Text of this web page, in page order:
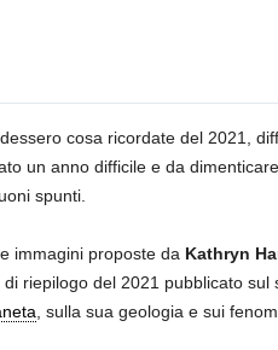
cosa ricordate del 2021,
un anno difficile e da
spunti.
immagini proposte da Kathryn
riepilogo del 2021 pubblicato sul
, sulla sua geologia e sui